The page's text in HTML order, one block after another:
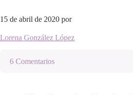
15 de abril de 2020 por
Lorena González López
6 Comentarios